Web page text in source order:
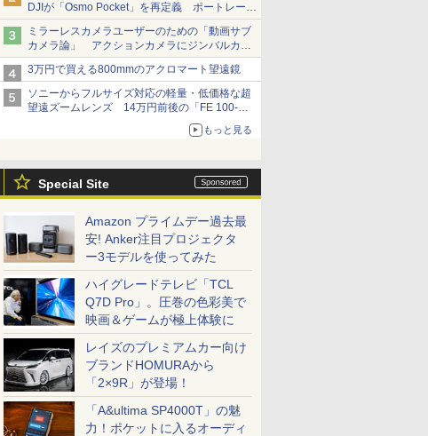
DJIが「Osmo Pocket」を再定義 ポートレート
重視の映像設計に
ミラーレスカメラユーザーのための「動画サブ
カメラ論」 アクションカメラにジンバルカメ
ラ……その実質的な違いは？
3万円で買える800mmのアクロマート望遠鏡
ソニーからフルサイズ対応の軽量・低価格な超
望遠ズームレンズ 14万円前後の「FE 100-
もっと見る
Special Site
Amazon プライムデー過去最
安! Anker注目プロジェクタ
ー3モデルを使ってみた
ハイグレードテレビ「TCL
Q7D Pro」。圧巻の色彩美で
映画＆ゲームが極上体験に
レイズのプレミアムカー向け
ブランドHOMURAから
「2×9R」が登場！
「A&ultima SP4000T」の魅
力！ポケットに入るオーディ